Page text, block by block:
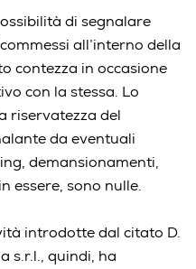
di segnalare
all’interno della
contezza in occasione
con la stessa. Lo
riservatezza del
da eventuali
demansionamenti,
essere, sono nulle.
introdotte dal citato D.
s.r.l., quindi, ha